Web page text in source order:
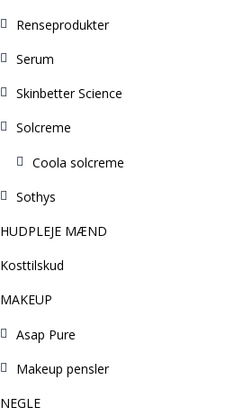
Renseprodukter
Serum
Skinbetter Science
Solcreme
Coola solcreme
Sothys
HUDPLEJE MÆND
Kosttilskud
MAKEUP
Asap Pure
Makeup pensler
NEGLE